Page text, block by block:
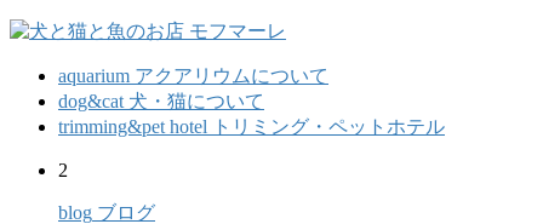
aquarium アクアリウムについて
dog&cat 犬・猫について
trimming&pet hotel
トリミング・ペットホテル
2
blog ブログ